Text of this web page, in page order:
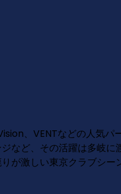
、VENTなどの人気パ
ど、その活躍は多岐に
激しい東京クラブシー